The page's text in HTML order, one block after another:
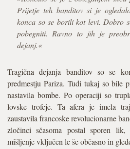
Prijetje teh banditov si je
konca so se borili kot levi. Dobro
pobegniti. Ravno to jih je
dejanj.«
Tragična dejanja banditov so se
predmestju Pariza. Tudi tukaj so bile
nastavila bombe. Po operaciji so
lovske trofeje. Ta afera je imela
zaustavila francoske revolucionarne
zločinci sčasoma postal sporen
mišljenje vključen le še občasno in